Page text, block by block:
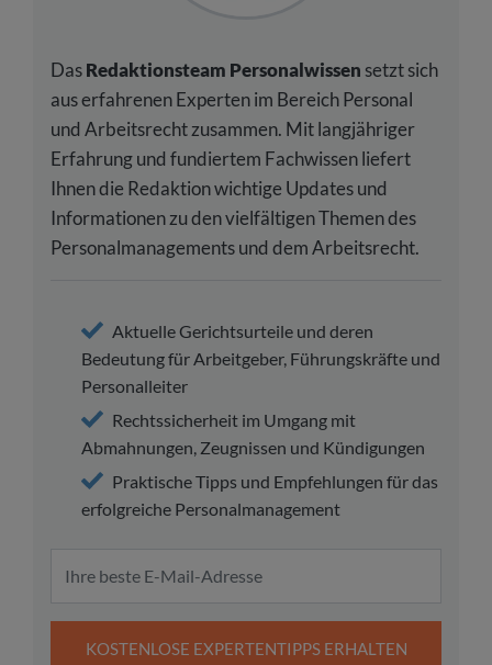
DasRedaktionsteam Personalwissen setzt sich
aus erfahrenen Experten im Bereich Personal
und Arbeitsrecht zusammen. Mit langjähriger
Erfahrung und fundiertem Fachwissen liefert
Ihnen die Redaktion wichtige Updates und
Informationen zu den vielfältigen Themen des
Personalmanagements und dem Arbeitsrecht.
Aktuelle Gerichtsurteile und deren
Bedeutung für Arbeitgeber, Führungskräfte und
Personalleiter
Rechtssicherheit im Umgang mit
Abmahnungen, Zeugnissen und Kündigungen
Praktische Tipps und Empfehlungen für das
erfolgreiche Personalmanagement
KOSTENLOSE EXPERTENTIPPS ERHALTEN